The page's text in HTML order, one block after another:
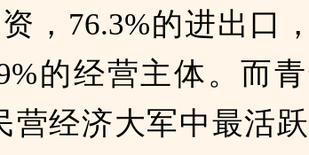
，76.3%的进出口
的经营主体。而
营经济大军中最活